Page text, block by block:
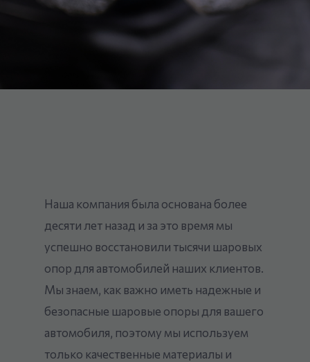
Наша компания была основана более
десяти лет назад и за это время мы
успешно восстановили тысячи шаровых
опор для автомобилей наших клиентов.
Мы знаем, как важно иметь надежные и
безопасные шаровые опоры для вашего
автомобиля, поэтому мы используем
только качественные материалы и